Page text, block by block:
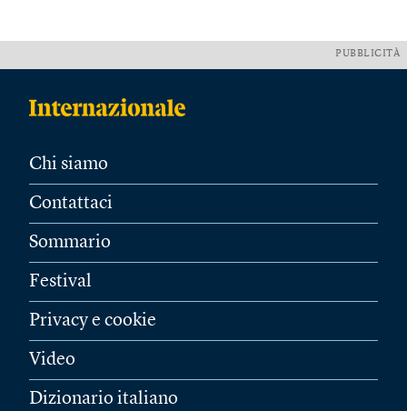
PUBBLICITÀ
Chi siamo
Contattaci
Sommario
Festival
Privacy e cookie
Video
Dizionario italiano